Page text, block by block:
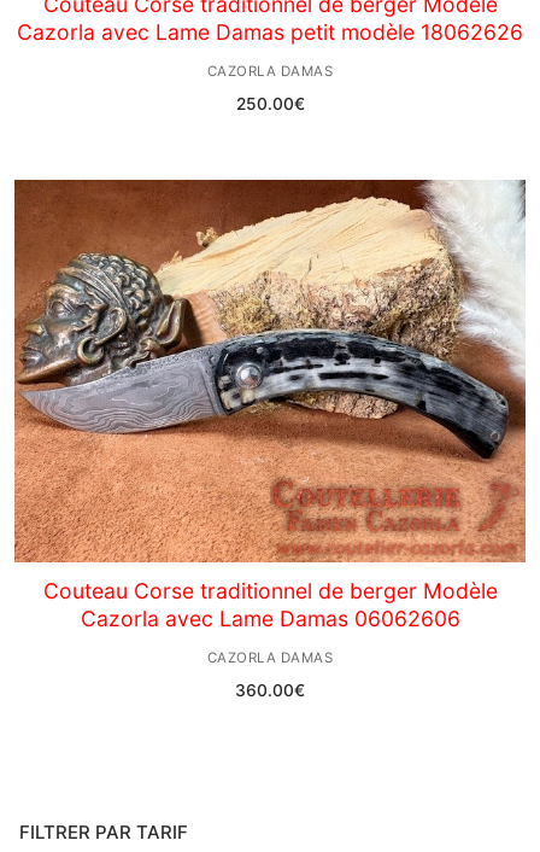
Cazorla avec Lame Damas petit modèle 18062626
CAZORLA DAMAS
250.00€
Couteau Corse traditionnel de berger Modèle
Cazorla avec Lame Damas 06062606
CAZORLA DAMAS
360.00€
FILTRER PAR TARIF